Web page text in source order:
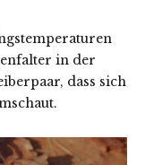
in der
dass sich